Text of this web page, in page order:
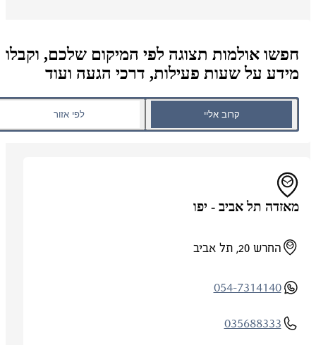
חפשו אולמות תצוגה לפי המיקום שלכם, וקבלו
מידע על שעות פעילות, דרכי הגעה ועוד
קרוב אליי לפי אזור
מאזדה תל אביב - יפו
החרש 20, תל אביב
054-7314140
035688333